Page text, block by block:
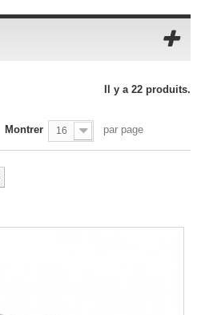
Il y a 22 produits.
Montrer 16 par page